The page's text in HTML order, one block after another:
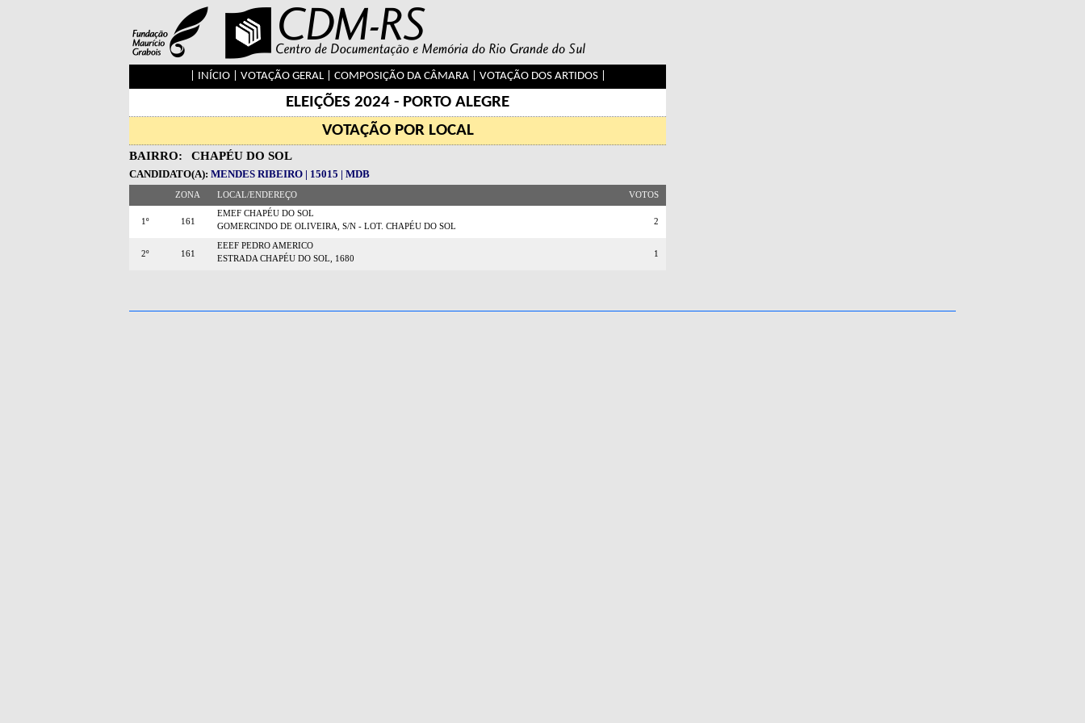
INÍCIO| VOTAÇÃO GERAL| COMPOSIÇÃO DA CÂMARA| VOTAÇÃO DOS ARTIDOS|
ELEIÇÕES 2024 - PORTO ALEGRE
VOTAÇÃO POR LOCAL
BAIRRO: CHAPÉU DO SOL
CANDIDATO(A): MENDES RIBEIRO | 15015 | MDB
ZONA LOCAL/ENDEREÇO VOTOS
1º 161
EMEF CHAPÉU DO SOL
2
GOMERCINDO DE OLIVEIRA, S/N - LOT. CHAPÉU DO SOL
2º 161
EEEF PEDRO AMERICO
1
ESTRADA CHAPÉU DO SOL, 1680